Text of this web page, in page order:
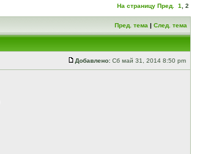
На страницу Пред. 1 2
Пред. тема | След. тема
Добавлено: Сб май 31, 2014 8:50 pm